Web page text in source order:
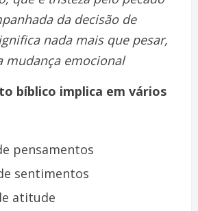
da decisão de
nada mais que pesar,
mudança emocional
bíblico implica em vários
pensamentos
sentimentos
atitude